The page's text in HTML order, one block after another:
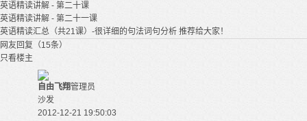
英语精读讲解 - 第二十课
英语精读讲解 - 第二十一课
英语精读汇总（共21课）-很详细的句法词句分析 推荐给大家！
网友回复（15条）
只看楼主
自由飞翔管理员
沙发
2012-12-21 19:50:03